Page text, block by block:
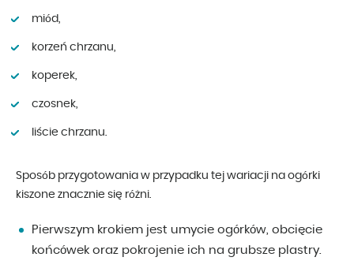
miód,
korzeń chrzanu,
koperek,
czosnek,
liście chrzanu.
Sposób przygotowania w przypadku tej wariacji na ogórki
kiszone znacznie się różni.
Pierwszym krokiem jest umycie ogórków, obcięcie
końcówek oraz pokrojenie ich na grubsze plastry.